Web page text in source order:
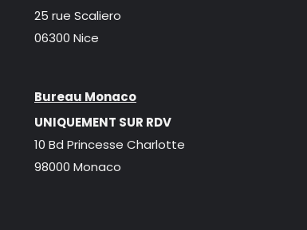
25 rue Scaliero
06300 Nice
Bureau Monaco
UNIQUEMENT SUR RDV
10 Bd Princesse Charlotte
98000 Monaco